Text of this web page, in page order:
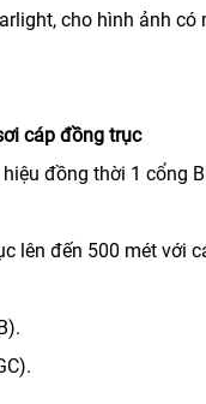
cho hình ảnh
cáp đồng trục
đồng thời 1 cổng
lên đến 500 mét với